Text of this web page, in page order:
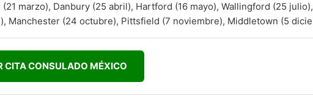
marzo), Danbury (25 abril), Hartford (16 mayo), Wallingford (25
Manchester (24 octubre), Pittsfield (7 noviembre), Middletown (5
CITA CONSULADO MÉXICO